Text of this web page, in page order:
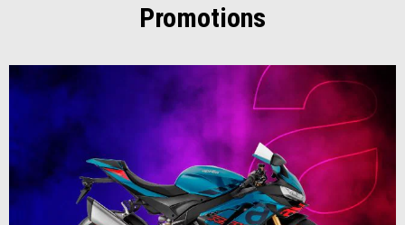
Promotions